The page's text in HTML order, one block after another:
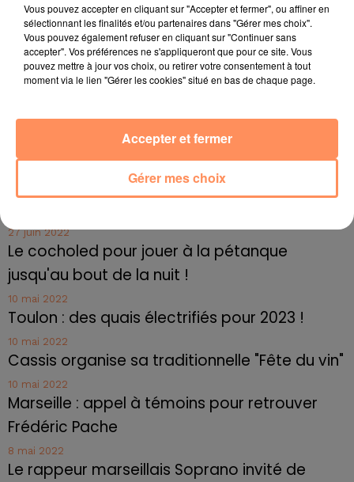
médical numérique, testé à Londres actuellement,
serait soutenu par le forum de Davos, organisation au
cœur du documentaire Hold-up.
fil actus
4 juillet 2022
Radio Star Live avec Dadju
Marseille : une application pour mettre en
27 juin 2022
Le cocholed pour jouer à la pétanque
jusqu'au bout de la nuit !
10 mai 2022
Toulon : des quais électrifiés pour 2023 !
10 mai 2022
Cassis organise sa traditionnelle "Fête du vin"
10 mai 2022
Marseille : appel à témoins pour retrouver
Frédéric Pache
8 mai 2022
Le rappeur marseillais Soprano invité de
Vous pouvez accepter en cliquant sur "Accepter et fermer", ou affiner en
sélectionnant les finalités et/ou partenaires dans "Gérer mes choix".
Vous pouvez également refuser en cliquant sur "Continuer sans
accepter". Vos préférences ne s'appliqueront que pour ce site. Vous
pouvez mettre à jour vos choix, ou retirer votre consentement à tout
moment via le lien "Gérer les cookies" situé en bas de chaque page.
Gérer mes choix
Accepter et fermer